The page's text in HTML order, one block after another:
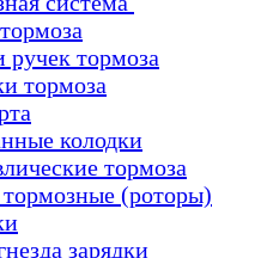
ручек тормоза
тормоза
колодки
тормоза
(роторы)
зарядки